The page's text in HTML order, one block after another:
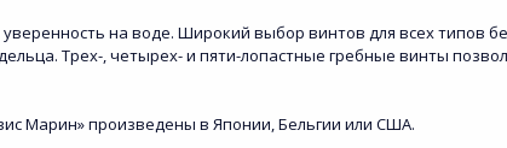
на воде. Широкий выбор винтов для всех типов
Трех-, четырех- и пяти-лопастные гребные винты
Марин» произведены в Японии, Бельгии или США.